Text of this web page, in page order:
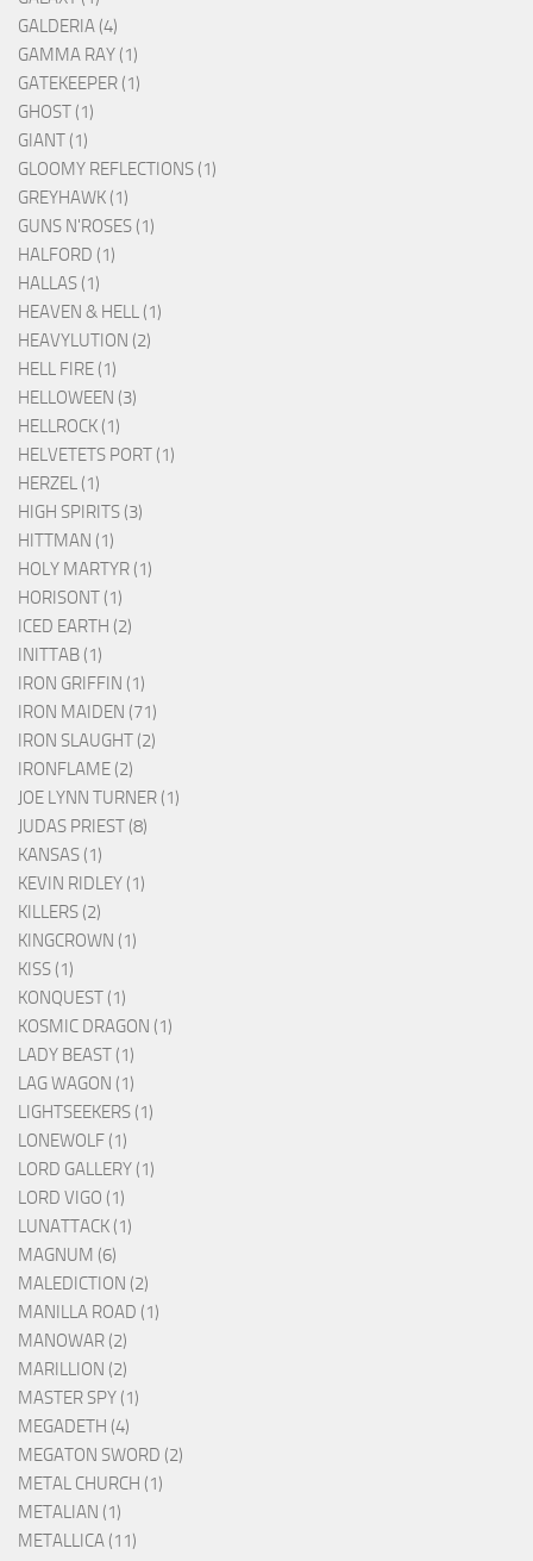
GALDERIA (4)
GAMMA RAY (1)
GATEKEEPER (1)
GHOST (1)
GIANT (1)
GLOOMY REFLECTIONS (1)
GREYHAWK (1)
GUNS N'ROSES (1)
HALFORD (1)
HALLAS (1)
HEAVEN & HELL (1)
HEAVYLUTION (2)
HELL FIRE (1)
HELLOWEEN (3)
HELLROCK (1)
HELVETETS PORT (1)
HERZEL (1)
HIGH SPIRITS (3)
HITTMAN (1)
HOLY MARTYR (1)
HORISONT (1)
ICED EARTH (2)
INITTAB (1)
IRON GRIFFIN (1)
IRON MAIDEN (71)
IRON SLAUGHT (2)
IRONFLAME (2)
JOE LYNN TURNER (1)
JUDAS PRIEST (8)
KANSAS (1)
KEVIN RIDLEY (1)
KILLERS (2)
KINGCROWN (1)
KISS (1)
KONQUEST (1)
KOSMIC DRAGON (1)
LADY BEAST (1)
LAG WAGON (1)
LIGHTSEEKERS (1)
LONEWOLF (1)
LORD GALLERY (1)
LORD VIGO (1)
LUNATTACK (1)
MAGNUM (6)
MALEDICTION (2)
MANILLA ROAD (1)
MANOWAR (2)
MARILLION (2)
MASTER SPY (1)
MEGADETH (4)
MEGATON SWORD (2)
METAL CHURCH (1)
METALIAN (1)
METALLICA (11)